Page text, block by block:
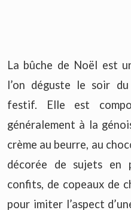
La bûche de Noël est
l’on déguste le soir
festif. Elle est
généralement à la
crème au beurre, au
décorée de sujets en
confits, de copeaux de
pour imiter l’aspect